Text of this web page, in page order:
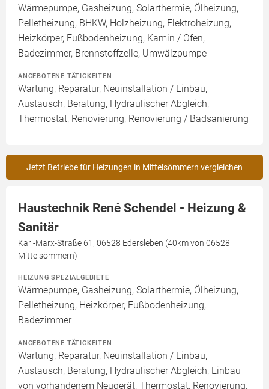
Wärmepumpe, Gasheizung, Solarthermie, Ölheizung,
Pelletheizung, BHKW, Holzheizung, Elektroheizung,
Heizkörper, Fußbodenheizung, Kamin / Ofen,
Badezimmer, Brennstoffzelle, Umwälzpumpe
ANGEBOTENE TÄTIGKEITEN
Wartung, Reparatur, Neuinstallation / Einbau,
Austausch, Beratung, Hydraulischer Abgleich,
Thermostat, Renovierung, Renovierung / Badsanierung
Jetzt Betriebe für Heizungen in Mittelsömmern vergleichen
Haustechnik René Schendel - Heizung &
Sanitär
Karl-Marx-Straße 61, 06528 Edersleben (40km von 06528
Mittelsömmern)
HEIZUNG SPEZIALGEBIETE
Wärmepumpe, Gasheizung, Solarthermie, Ölheizung,
Pelletheizung, Heizkörper, Fußbodenheizung,
Badezimmer
ANGEBOTENE TÄTIGKEITEN
Wartung, Reparatur, Neuinstallation / Einbau,
Austausch, Beratung, Hydraulischer Abgleich, Einbau
von vorhandenem Neugerät, Thermostat, Renovierung,